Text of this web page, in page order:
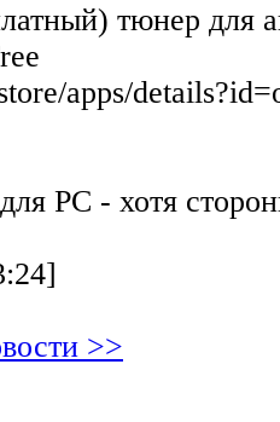
тюнер для
apps/
РС - хотя
>>